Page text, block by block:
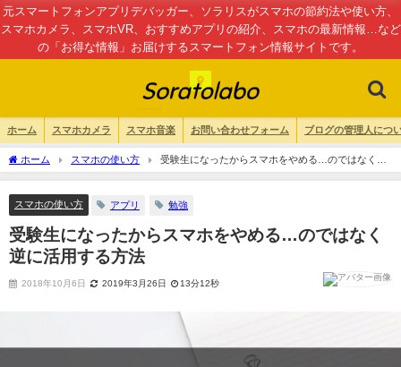
元スマートフォンアプリデバッガー、ソラリスがスマホの節約法や使い方、
スマホカメラ、スマホVR、おすすめアプリの紹介、スマホの最新情報…など
の「お得な情報」お届けするスマートフォン情報サイトです。
ホーム スマホカメラ スマホ音楽 お問い合わせフォーム ブログの管理人につ
ホーム スマホの使い方
受験生になったからスマホをやめる…のではなく逆
に活用する方法
スマホの使い方 アプリ 勉強
受験生になったからスマホをやめる…のではなく
逆に活用する方法
2018年10月6日 2019年3月26日 13分12秒